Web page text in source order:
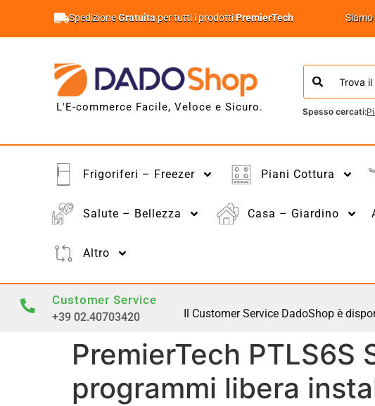
SpedizioneGratuita per tutti i prodottiPremierTech
L'E-commerce Facile, Veloce e Sicuro. Spesso cercati:
Frigoriferi – Freezer Piani Cottura
Salute – Bellezza Casa – Giardino
Altro
Customer Service
+39 02.40703420 Il Customer Service DadoShop è
PremierTech
programmi libera